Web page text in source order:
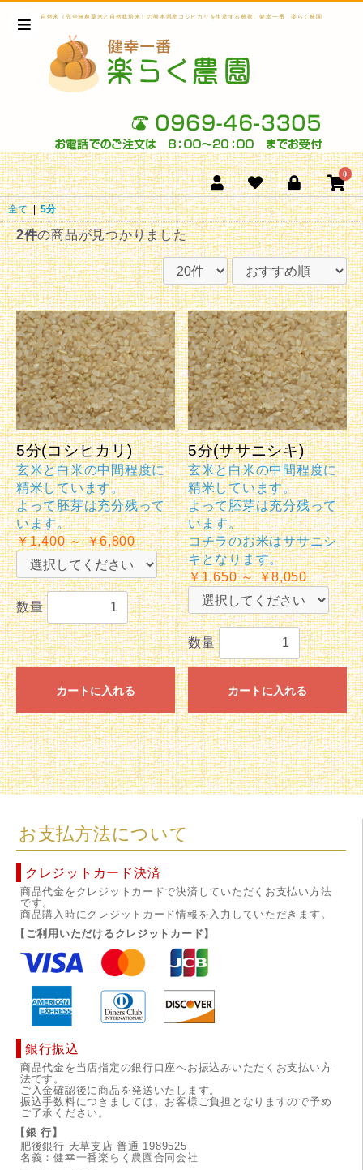
自然米（完全無農薬米と自然栽培米）の熊本県産コシヒカリを生産する農家、健幸一番 楽らく農園。美味しいお
0
全て | 5分
2件の商品が見つかりました
5分(コシヒカリ)
玄米と白米の中間程度に
精米しています。
よって胚芽は充分残って
います。
￥1,400 ～ ￥6,800
数量
カートに入れる
5分(ササニシキ)
玄米と白米の中間程度に
精米しています。
よって胚芽は充分残って
います。
コチラのお米はササニシ
キとなります。
￥1,650 ～ ￥8,050
数量
カートに入れる
お支払方法について
クレジットカード決済
商品代金をクレジットカードで決済していただくお支払い方法
です。
商品購入時にクレジットカード情報を入力していただきます。
【ご利用いただけるクレジットカード】
銀行振込
商品代金を当店指定の銀行口座へお振込みいただくお支払い方
法です。
ご入金確認後に商品を発送いたします。
振込手数料につきましては、お客様ご負担となりますので予め
ご了承ください。
【銀 行】
肥後銀行 天草支店 普通 1989525
名義：健幸一番楽らく農園合同会社